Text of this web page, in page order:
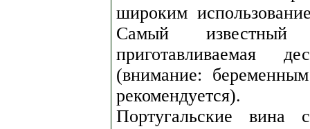
широким
Самый
приготавливаемая
(внимание:
рекомендуется).
Португальские вина